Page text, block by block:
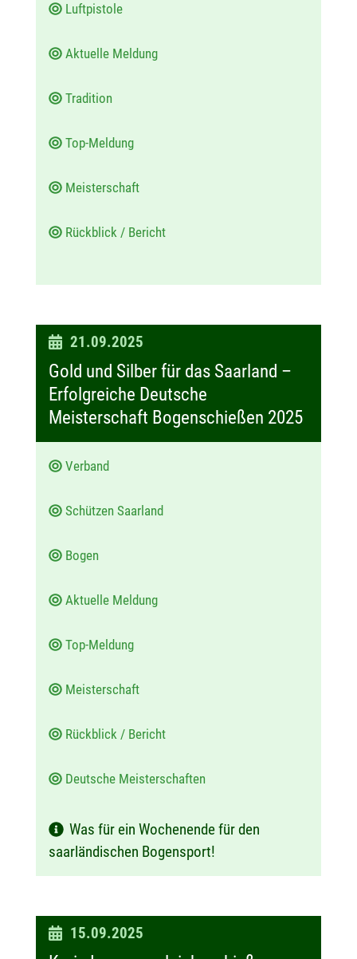
Luftpistole
Aktuelle Meldung
Tradition
Top-Meldung
Meisterschaft
Rückblick / Bericht
D
a
t
u
21.09.2025
Gold und Silber für das Saarland –
Erfolgreiche Deutsche
Meisterschaft Bogenschießen 2025
Verband
Schützen Saarland
Bogen
Aktuelle Meldung
Top-Meldung
Meisterschaft
Rückblick / Bericht
Deutsche Meisterschaften
Was für ein Wochenende für den
saarländischen Bogensport!
D
15.09.2025